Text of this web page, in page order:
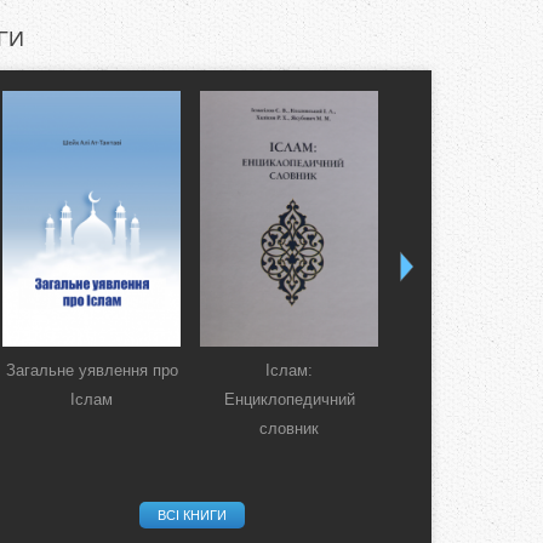
Загальне уявлення про
Іслам
Іслам:
Енциклопедичний
словник
Коран.
ВСІ КНИГИ